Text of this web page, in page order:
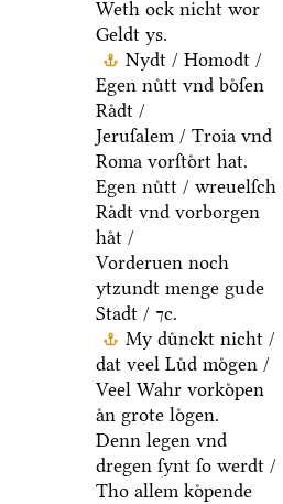
Weth ock nicht wor
Geldt ys.
Nydt / Homodt /
Egen nuͤtt vnd boͤſen
Raͤdt /
Jeruſalem / Troia vnd
Roma vorſtoͤrt hat.
Egen nuͤtt / wreuelſch
Raͤdt vnd vorborgen
haͤt /
Vorderuen noch
ytzundt menge gude
Stadt / ⁊c.
My duͤnckt nicht /
dat veel Luͤd moͤgen /
Veel Wahr vorkoͤpen
aͤn grote loͤgen.
Denn legen vnd
dregen ſynt ſo werdt /
Tho allem koͤpende